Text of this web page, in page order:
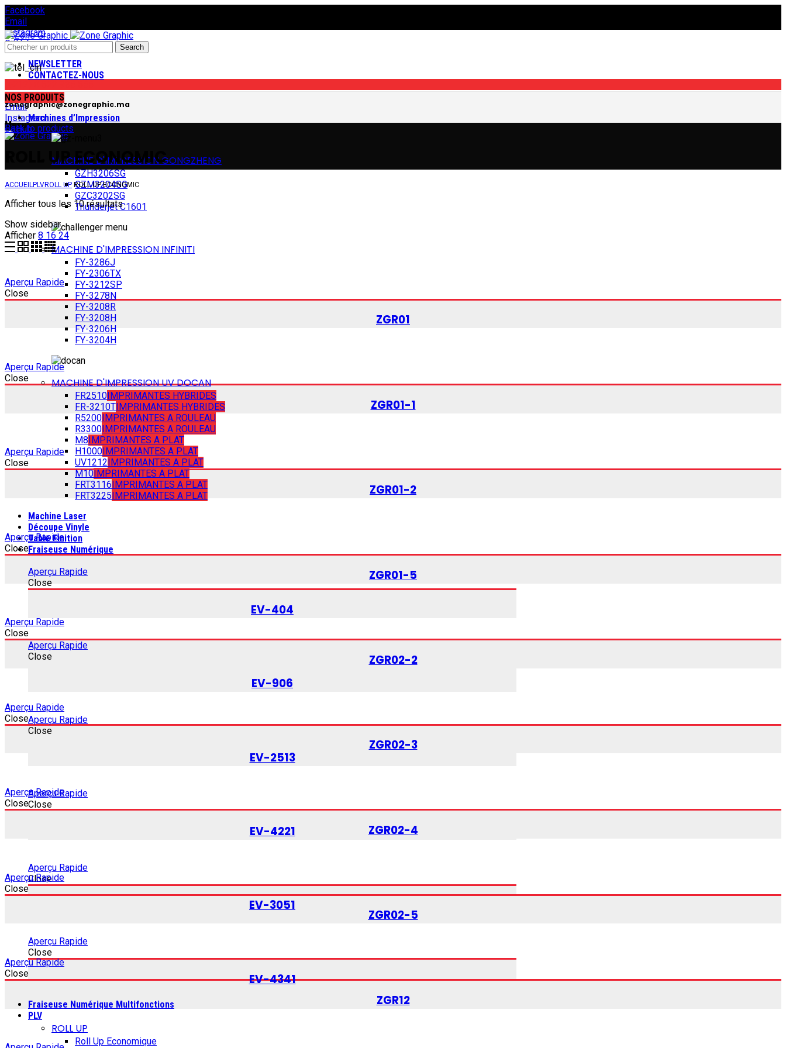
Facebook
Email
Instagram
GitHub
NEWSLETTER
CONTACTEZ-NOUS
Facebook
Email
Instagram
GitHub
Search
zonegraphic@zonegraphic.ma
Menu
NOS PRODUITS
Machines d’Impression
MACHINE D'IMPRESSION GONGZHENG
GZH3206SG
GZM3204SG
GZC3202SG
Thunderjet C1601
MACHINE D'IMPRESSION INFINITI
FY-3286J
FY-2306TX
FY-3212SP
FY-3278N
FY-3208R
FY-3208H
FY-3206H
FY-3204H
MACHINE D'IMPRESSION UV DOCAN
FR2510IMPRIMANTES HYBRIDES
FR-3210TIMPRIMANTES HYBRIDES
R5200IMPRIMANTES A ROULEAU
R3300IMPRIMANTES A ROULEAU
M8IMPRIMANTES A PLAT
H1000IMPRIMANTES A PLAT
UV1212IMPRIMANTES A PLAT
M10IMPRIMANTES A PLAT
FRT3116IMPRIMANTES A PLAT
FRT3225IMPRIMANTES A PLAT
Machine Laser
Découpe Vinyle
Table Finition
Fraiseuse Numérique
Aperçu Rapide
Close
EV-404
Aperçu Rapide
Close
EV-906
Aperçu Rapide
Close
EV-2513
Aperçu Rapide
Close
EV-4221
Aperçu Rapide
Close
EV-3051
Aperçu Rapide
Close
EV-4341
Fraiseuse Numérique Multifonctions
PLV
ROLL UP
Roll Up Economique
Back to products
ROLL UP ECONOMIC
ACCUEIL PLVROLL UP ROLL UP ECONOMIC
Afficher tous les 10 résultats
Show sidebar
Afficher 8 16 24
Aperçu Rapide
Close
ZGR01
Aperçu Rapide
Close
ZGR01-1
Aperçu Rapide
Close
ZGR01-2
Aperçu Rapide
Close
ZGR01-5
Aperçu Rapide
Close
ZGR02-2
Aperçu Rapide
Close
ZGR02-3
Aperçu Rapide
Close
ZGR02-4
Aperçu Rapide
Close
ZGR02-5
Aperçu Rapide
Close
ZGR12